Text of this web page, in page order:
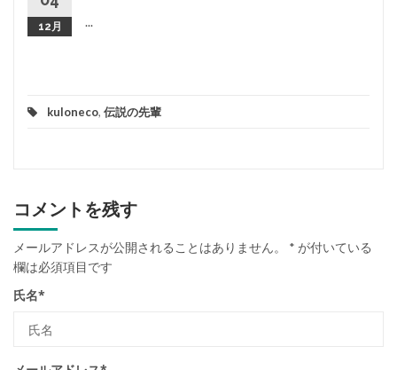
12月 ...
kuloneco, 伝説の先輩
コメントを残す
メールアドレスが公開されることはありません。 * が付いている
欄は必須項目です
氏名*